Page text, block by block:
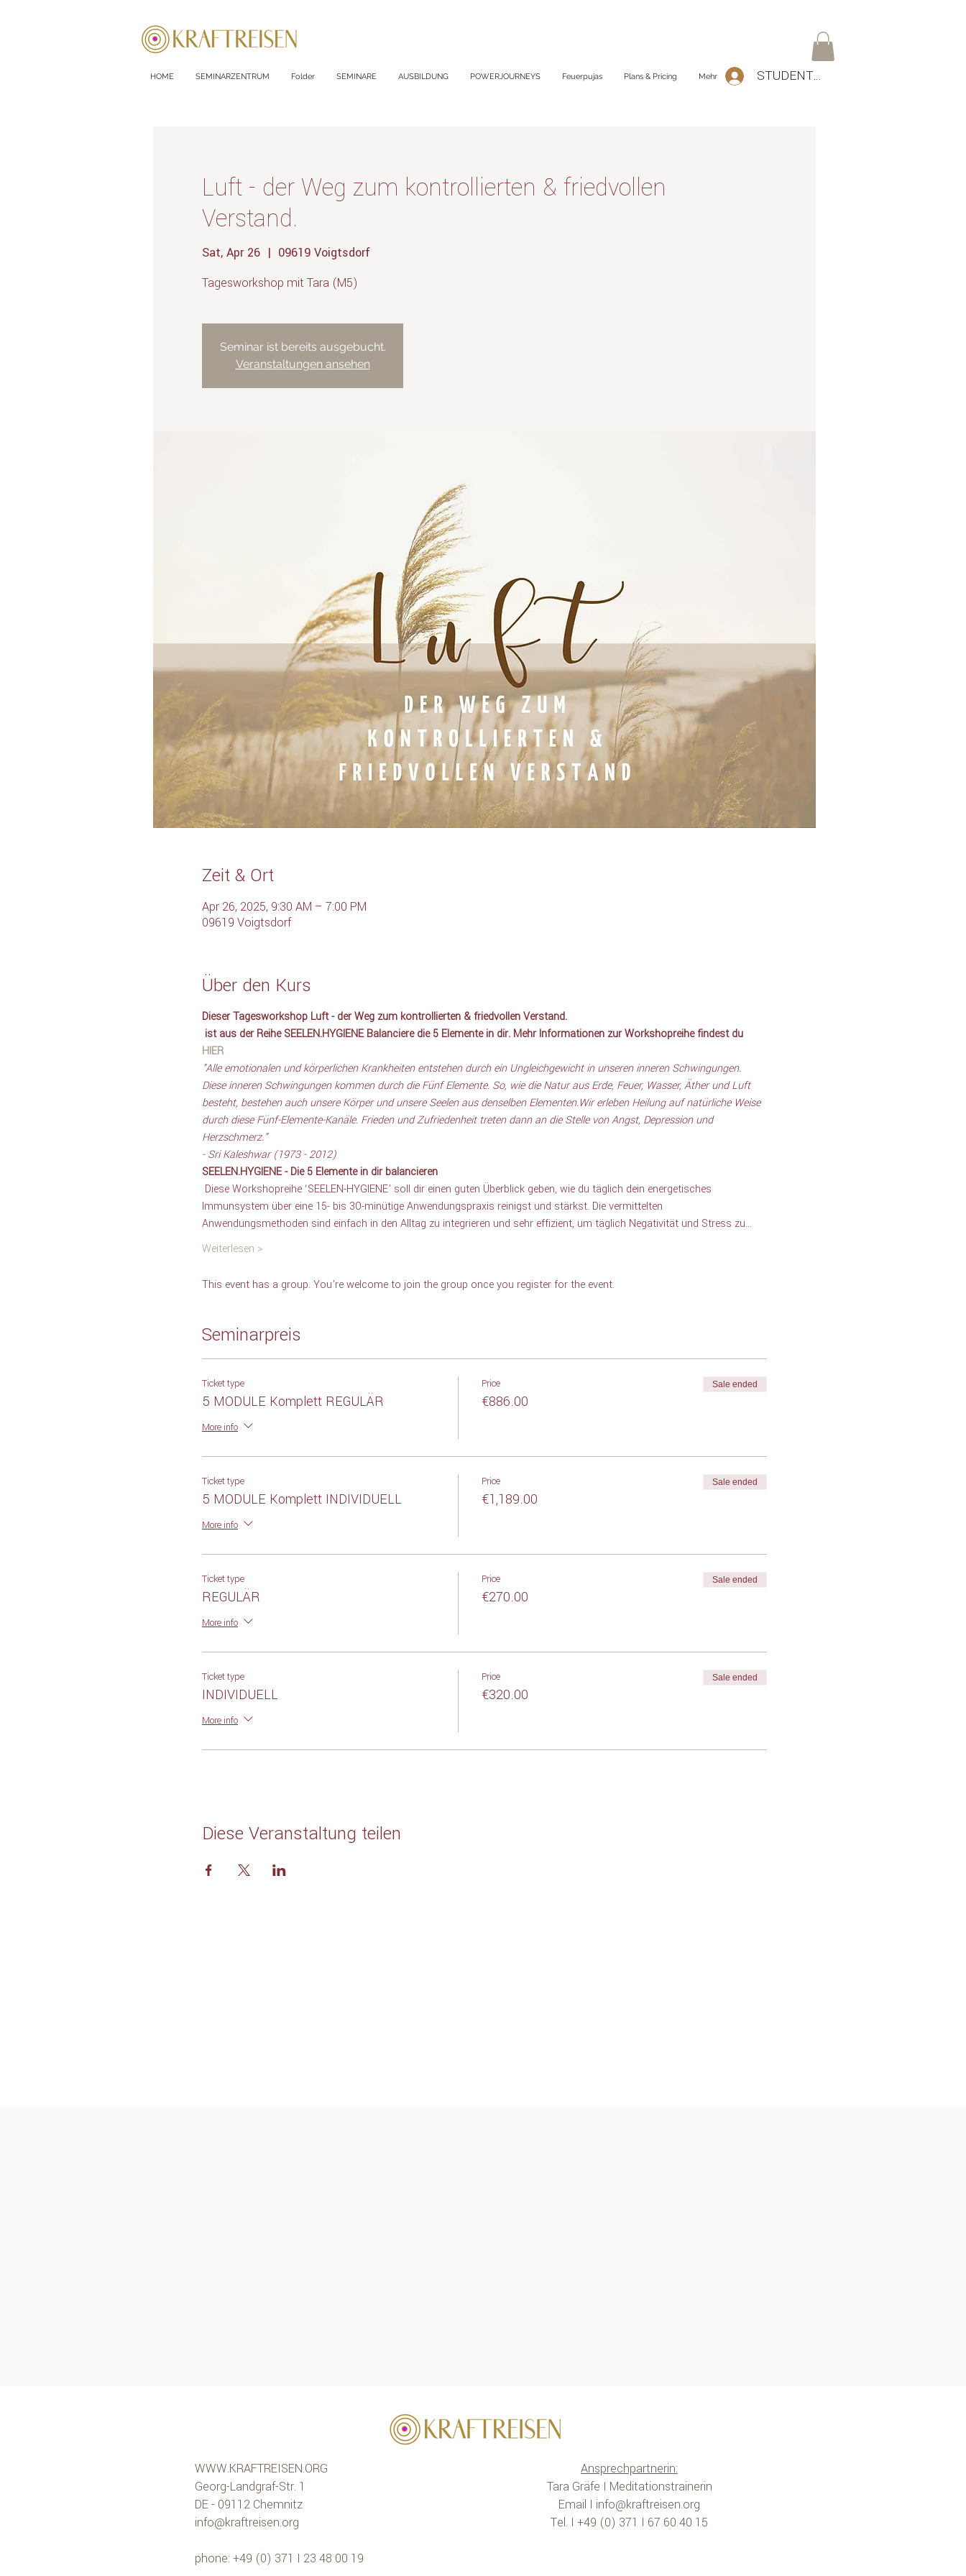
HOME SEMINARZENTRUM Folder SEMINARE AUSBILDUNG POWERJOURNEYS Feuerpujas Plans & Pricing Mehr STUDENTEN Log-In
Luft - der Weg zum kontrollierten & friedvollen
Verstand.
Sat, Apr 26
  |
09619 Voigtsdorf
Seminar ist bereits ausgebucht.
Veranstaltungen ansehen
Zeit & Ort
Apr 26, 2025, 9:30 AM – 7:00 PM
09619 Voigtsdorf
Über den Kurs
Dieser Tagesworkshop Luft - der Weg zum kontrollierten & friedvollen Verstand.
ist aus der Reihe SEELEN.HYGIENE Balanciere die 5 Elemente in dir. Mehr Informationen zur Workshopreihe findest du
HIER
"Alle emotionalen und körperlichen Krankheiten entstehen durch ein Ungleichgewicht in unseren inneren Schwingungen.
Diese inneren Schwingungen kommen durch die Fünf Elemente. So, wie die Natur aus Erde, Feuer, Wasser, Äther und Luft
besteht, bestehen auch unsere Körper und unsere Seelen aus denselben Elementen.Wir erleben Heilung auf natürliche Weise
durch diese Fünf-Elemente-Kanäle. Frieden und Zufriedenheit treten dann an die Stelle von Angst, Depression und
Herzschmerz."
- Sri Kaleshwar (1973 - 2012)
SEELEN.HYGIENE - Die 5 Elemente in dir balancieren
Diese Workshopreihe ‘SEELEN-HYGIENE’ soll dir einen guten Überblick geben, wie du täglich dein energetisches
Immunsystem über eine 15- bis 30-minütige Anwendungspraxis reinigst und stärkst. Die vermittelten
Anwendungsmethoden sind einfach in den Alltag zu integrieren und sehr effizient, um täglich Negativität und Stress zu…
Weiterlesen >
This event has a group. You’re welcome to join the group once you register for the event.
Seminarpreis
Ticket type
5 MODULE Komplett REGULÄR
More info
Price
€886.00
Sale ended
Ticket type
5 MODULE Komplett INDIVIDUELL
More info
Price
€1,189.00
Sale ended
Ticket type
REGULÄR
More info
Price
€270.00
Sale ended
Ticket type
INDIVIDUELL
More info
Price
€320.00
Sale ended
Diese Veranstaltung teilen
WWW.KRAFTREISEN.ORG
Georg-Landgraf-Str. 1
DE - 09112 Chemnitz
info@kraftreisen.org
phone: +49 (0) 371 I 23 48 00 19
Ansprechpartnerin:
Tara Gräfe I Meditationstrainerin
Email I info@kraftreisen.org
Tel. I +49 (0) 371 I 67 60 40 15